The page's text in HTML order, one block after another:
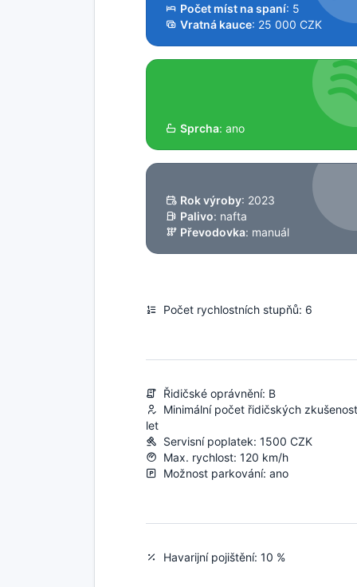
Počet míst na spaní: 5
Vratná kauce: 25 000 CZK
Sprcha: ano
Rok výroby: 2023
Palivo: nafta
Převodovka: manuál
Počet rychlostních stupňů: 6
Řidičské oprávnění: B
Minimální počet řidičských
let
Servisní poplatek: 1500 CZK
Max. rychlost: 120 km/h
Možnost parkování: ano
Havarijní pojištění: 10 %